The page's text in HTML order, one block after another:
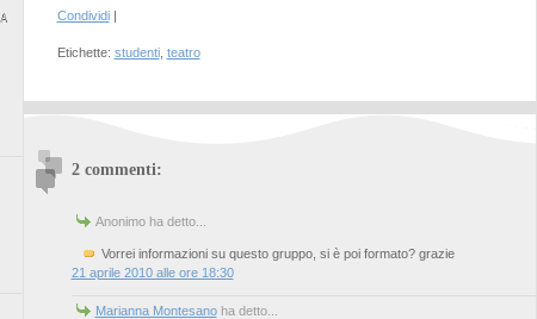
Condividi
Etichette: studenti, teatro
2 commenti:
Anonimo ha detto...
Vorrei informazioni su questo gruppo, si è poi formato? grazie
21 aprile 2010 alle ore 18:30
Marianna Montesanoha detto...